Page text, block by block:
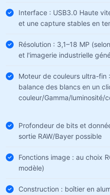
Interface : USB3.0 Haute
et une capture stables en
Résolution : 3,1–18 MP
et l'imagerie industrielle
Moteur de couleurs ultra-fin
balance des blancs en un
couleur/Gamma/luminosité/
Profondeur de bits et
sortie RAW/Bayer possible
Fonctions image : au choix
modèle)
Construction : boîtier en